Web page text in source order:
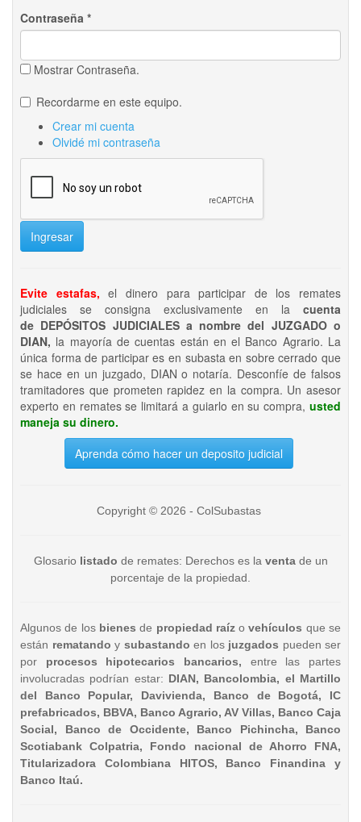
Contraseña *
Mostrar Contraseña.
Recordarme en este equipo.
Crear mi cuenta
Olvidé mi contraseña
Ingresar
Evite estafas, el dinero para participar de los remates
judiciales se consigna exclusivamente en la cuenta
de DEPÓSITOS JUDICIALES a nombre del JUZGADO o
DIAN, la mayoría de cuentas están en el Banco Agrario. La
única forma de participar es en subasta en sobre cerrado que
se hace en un juzgado, DIAN o notaría. Desconfíe de falsos
tramitadores que prometen rapidez en la compra. Un asesor
experto en remates se limitará a guiarlo en su compra, usted
maneja su dinero.
Aprenda cómo hacer un deposito judicial
Copyright © 2026 - ColSubastas
Glosario listado de remates: Derechos es la ventade un
porcentaje de la propiedad.
Algunos de los bienesde propiedad raízo vehículos que se
están rematando y subastando en los juzgados pueden ser
por procesos hipotecarios bancarios, entre las partes
involucradas podrían estar: DIAN, Bancolombia, el Martillo
del Banco Popular, Davivienda, Banco de Bogotá, IC
prefabricados, BBVA, Banco Agrario, AV Villas, Banco Caja
Social, Banco de Occidente, Banco Pichincha, Banco
Scotiabank Colpatria, Fondo nacional de Ahorro FNA,
Titularizadora Colombiana HITOS, Banco Finandina y
Banco Itaú.